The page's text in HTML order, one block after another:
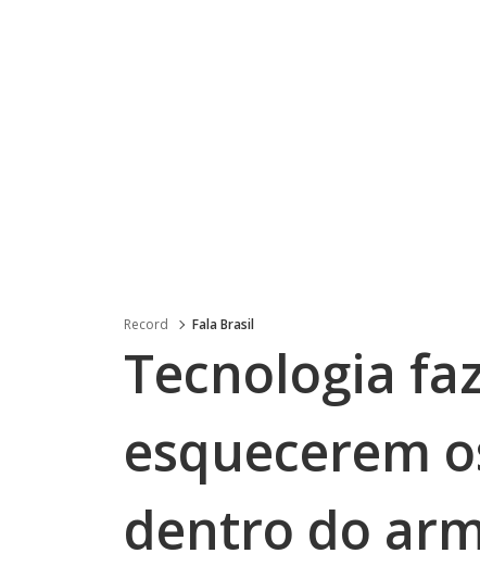
Record Fala Brasil
Tecnologia
esquecerem
dentro do